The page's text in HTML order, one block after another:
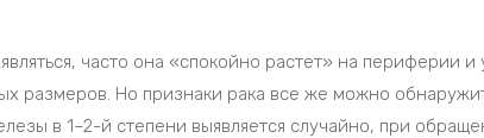
часто она «спокойно растет» на периферии и
размеров. Но признаки рака все же можно
в 1–2-й степени выявляется случайно, при